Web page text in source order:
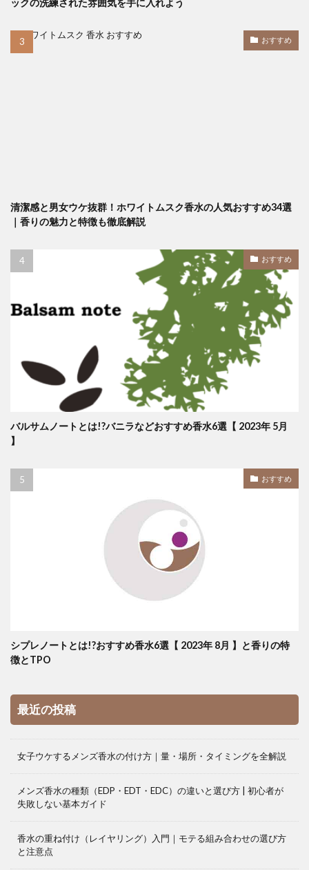
おすすめ
清潔感と男女ウケ抜群！ホワイトムスク香水の人気おすすめ34選
｜香りの魅力と特徴も徹底解説
おすすめ
バルサムノートとは!?バニラなどおすすめ香水6選【 2023年 5月
】
おすすめ
シプレノートとは!?おすすめ香水6選【 2023年 8月 】と香りの特
徴とTPO
最近の投稿
女子ウケするメンズ香水の付け方｜量・場所・タイミングを全解説
メンズ香水の種類（EDP・EDT・EDC）の違いと選び方 | 初心者が
失敗しない基本ガイド
香水の重ね付け（レイヤリング）入門｜モテる組み合わせの選び方
と注意点